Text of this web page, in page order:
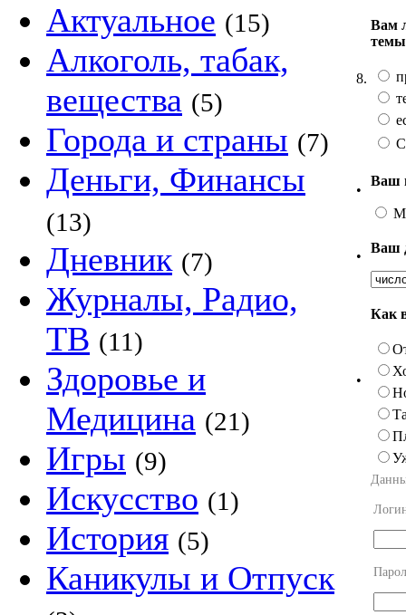
Актуальное (15)
Алкоголь, табак,
вещества (5)
Города и страны (7)
Деньги, Финансы
(13)
Дневник (7)
Журналы, Радио,
ТВ (11)
Здоровье и
Медицина (21)
Игры (9)
Искусство (1)
История (5)
Каникулы и Отпуск
8.
Вам
•
Ваш
•
Ваш
•
Как